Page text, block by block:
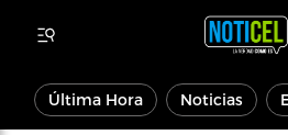
Última Hora Noticias